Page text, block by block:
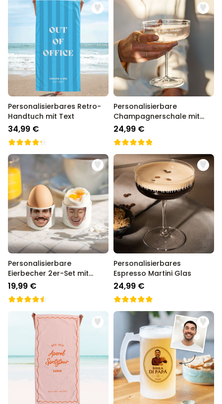
Personalisierbares Retro-
Handtuch mit Text
34,99 €
Personalisierbare
Champagnerschale mit
Text
24,99 €
Personalisierbare
Eierbecher 2er-Set mit
Gesicht
19,99 €
Personalisierbares
Espresso Martini Glas
24,99 €